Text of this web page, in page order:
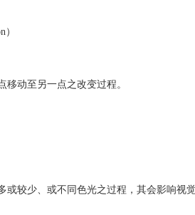
移动至另一点之改变过程。
或较少、或不同色光之过程，其会影响视